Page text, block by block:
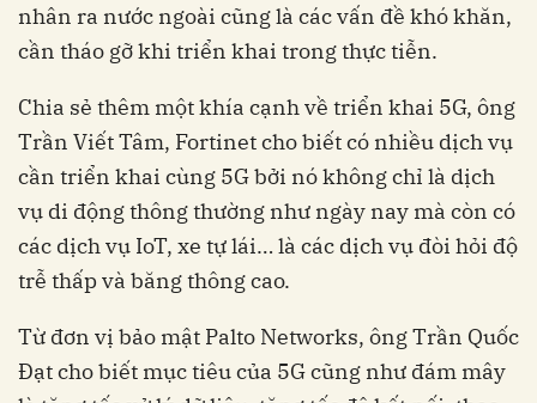
nhân ra nước ngoài cũng là các vấn đề khó khăn,
cần tháo gỡ khi triển khai trong thực tiễn.
Chia sẻ thêm một khía cạnh về triển khai 5G, ông
Trần Viết Tâm, Fortinet cho biết có nhiều dịch vụ
cần triển khai cùng 5G bởi nó không chỉ là dịch
vụ di động thông thường như ngày nay mà còn có
các dịch vụ IoT, xe tự lái… là các dịch vụ đòi hỏi độ
trễ thấp và băng thông cao.
Từ đơn vị bảo mật Palto Networks, ông Trần Quốc
Đạt cho biết mục tiêu của 5G cũng như đám mây